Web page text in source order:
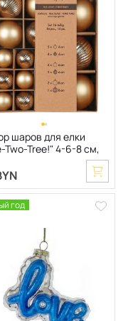
шаров для елки
Two-Tree!" 4-6-8 см,
год